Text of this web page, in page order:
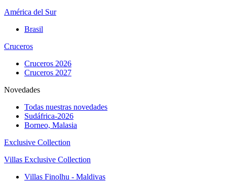
América del Sur
Brasil
Cruceros
Cruceros 2026
Cruceros 2027
Novedades
Todas nuestras novedades
Sudáfrica-2026
Borneo, Malasia
Exclusive Collection
Villas Exclusive Collection
Villas Finolhu - Maldivas